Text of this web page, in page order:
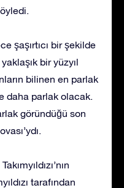
şaşırtıcı bir şekilde
bir yüzyıl
bilinen en parlak
daha parlak olacak.
göründüğü son
tarafından